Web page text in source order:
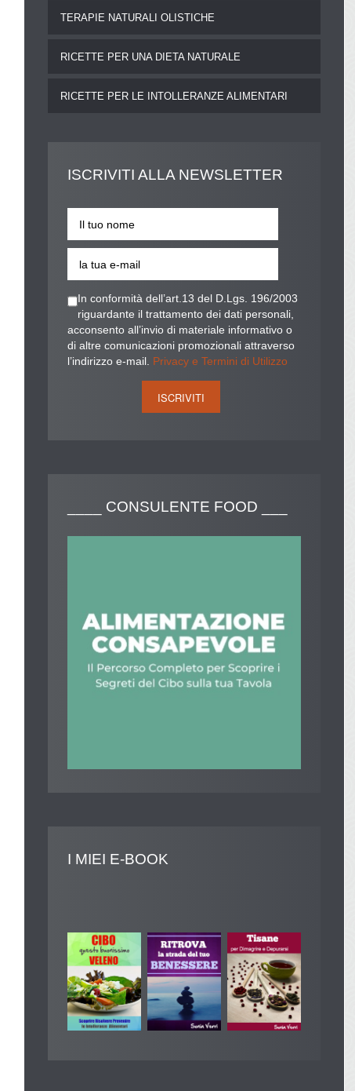
TERAPIE NATURALI OLISTICHE
RICETTE PER UNA DIETA NATURALE
RICETTE PER LE INTOLLERANZE ALIMENTARI
ISCRIVITIALLA NEWSLETTER
In conformità dell’art.13 del D.Lgs. 196/2003
riguardante il trattamento dei dati personali,
acconsento all’invio di materiale informativo o
di altre comunicazioni promozionali attraverso
l’indirizzo e-mail. Privacy e Termini di Utilizzo
CONSULENTE FOOD ___
I MIEI E-BOOK